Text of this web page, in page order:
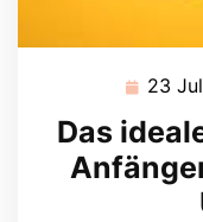
23
Das